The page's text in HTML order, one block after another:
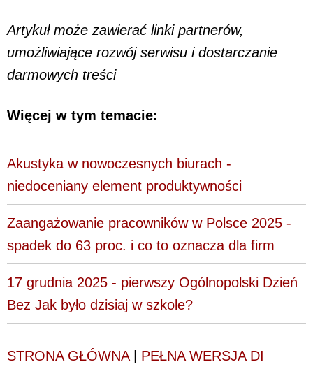
Artykuł może zawierać linki partnerów,
umożliwiające rozwój serwisu i dostarczanie
darmowych treści
Więcej w tym temacie:
Akustyka w nowoczesnych biurach -
niedoceniany element produktywności
Zaangażowanie pracowników w Polsce 2025 -
spadek do 63 proc. i co to oznacza dla firm
17 grudnia 2025 - pierwszy Ogólnopolski Dzień
Bez Jak było dzisiaj w szkole?
STRONA GŁÓWNA| PEŁNA WERSJA DI